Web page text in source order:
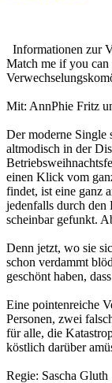
Informationen zur
Match me if you
Mit: AnnPhie Fritz
Der moderne Single
altmodisch in der
einen Klick vom
findet, ist eine ganz
jedenfalls durch den
scheinbar gefunkt.
Denn jetzt, wo sie
schon verdammt
geschönt haben,
Eine pointenreiche
Personen, zwei
für alle, die
köstlich darüber
Regie: Sascha Gluth